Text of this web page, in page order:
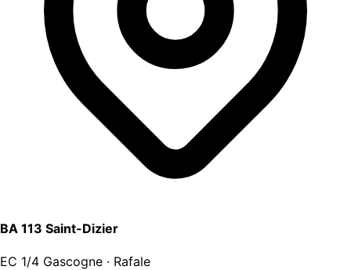
BA 113 Saint-Dizier
EC 1/4 Gascogne · Rafale